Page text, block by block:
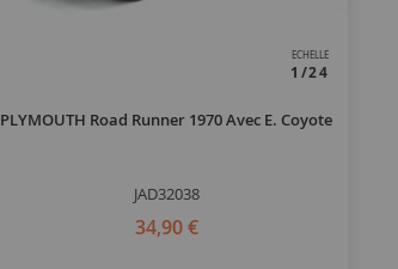
ECHELLE
1/24
PLYMOUTH Road Runner 1970 Avec E. Coyote
JAD32038
34,90 €